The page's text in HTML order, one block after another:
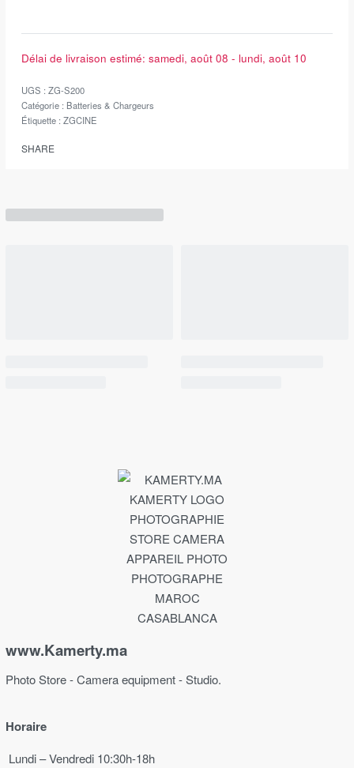
Délai de livraison estimé: samedi, août 08 - lundi, août 10
ZG-S200
Catégorie : Batteries & Chargeurs
Étiquette : ZGCINE
SHARE
www.Kamerty.ma
Photo Store - Camera equipment - Studio.
Horaire
Lundi – Vendredi 10:30h-18h